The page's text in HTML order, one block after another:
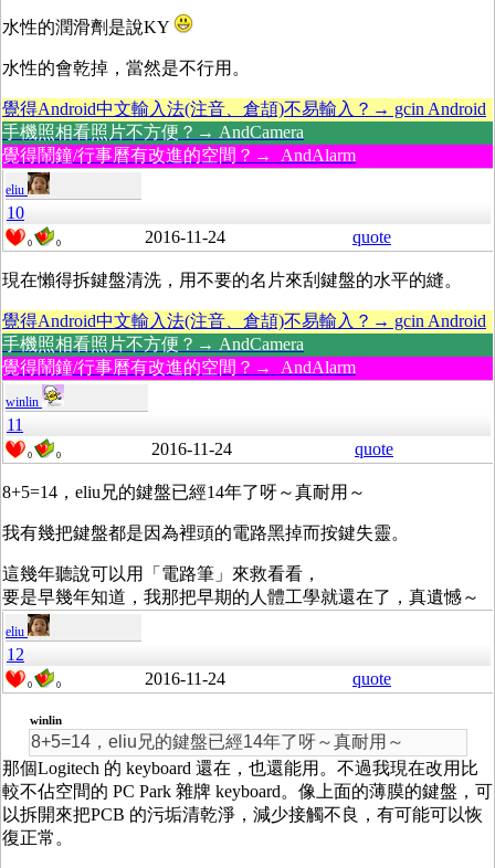
水性的潤滑劑是說KY
水性的會乾掉，當然是不行用。
覺得Android中文輸入法(注音、倉頡)不易輸入？→ gcin Android
手機照相看照片不方便？→ AndCamera
覺得鬧鐘/行事曆有改進的空間？→ AndAlarm
eliu
10
0 0 2016-11-24 quote
現在懶得拆鍵盤清洗，用不要的名片來刮鍵盤的水平的縫。
覺得Android中文輸入法(注音、倉頡)不易輸入？→ gcin Android
手機照相看照片不方便？→ AndCamera
覺得鬧鐘/行事曆有改進的空間？→ AndAlarm
winlin
11
0 0 2016-11-24 quote
8+5=14，eliu兄的鍵盤已經14年了呀～真耐用～
我有幾把鍵盤都是因為裡頭的電路黑掉而按鍵失靈。
這幾年聽說可以用「電路筆」來救看看，
要是早幾年知道，我那把早期的人體工學就還在了，真遺憾～
eliu
12
0 0 2016-11-24 quote
winlin
8+5=14，eliu兄的鍵盤已經14年了呀～真耐用～
那個Logitech 的 keyboard 還在，也還能用。不過我現在改用比
較不佔空間的 PC Park 雜牌 keyboard。像上面的薄膜的鍵盤，可
以拆開來把PCB 的污垢清乾淨，減少接觸不良，有可能可以恢
復正常。